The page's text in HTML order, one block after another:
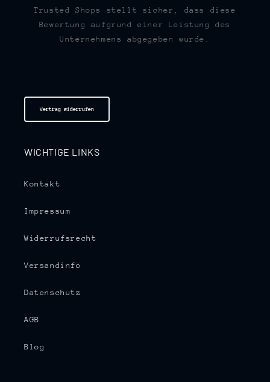
Trusted Shops stellt sicher, dass diese
Bewertung aufgrund einer Leistung des
Unternehmens abgegeben wurde.
Vertrag widerrufen
WICHTIGE LINKS
Kontakt
Impressum
Widerrufsrecht
Versandinfo
Datenschutz
AGB
Blog